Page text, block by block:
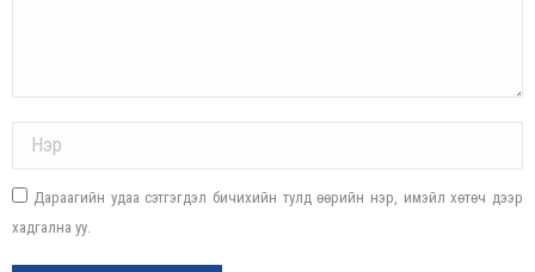
Дараагийн удаа сэтгэгдэл бичихийн тулд өөрийн нэр, имэйл хөтөч дээр
хадгална уу.